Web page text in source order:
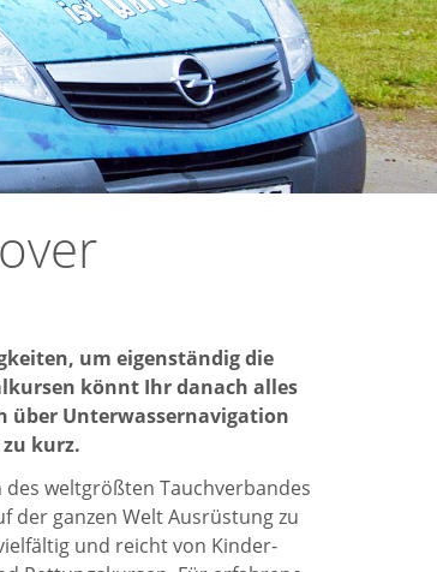
um eigenständig die
könnt Ihr danach alles
über Unterwassernavigation
kurz.
weltgrößten Tauchverbandes
der ganzen Welt Ausrüstung zu
und reicht von Kinder-